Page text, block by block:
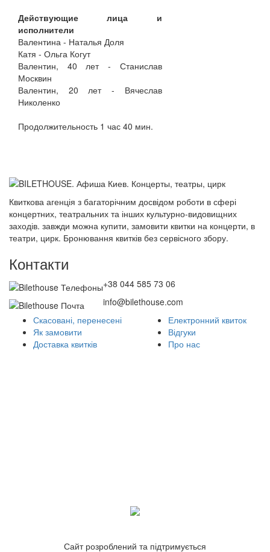
Действующие лица и
исполнители
Валентина - Наталья Доля
Катя - Ольга Когут
Валентин, 40 лет - Станислав
Москвин
Валентин, 20 лет - Вячеслав
Николенко
Продолжительность 1 час 40 мин.
Квиткова агенція з багаторічним досвідом роботи в сфері
концертних, театральних та інших культурно-видовищних
заходів. завжди можна купити, замовити квитки на концерти, в
театри, цирк. Бронювання квитків без сервісного збору.
Контакти
+38 044 585 73 06
info@bilethouse.com
Скасовані, перенесені
Як замовити
Доставка квитків
Електронний квиток
Відгуки
Про нас
Сайт розроблений та підтримується